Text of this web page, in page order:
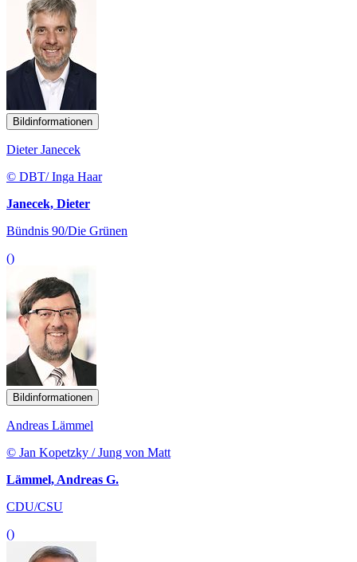
Bildinformationen
Dieter Janecek
© DBT/ Inga Haar
Janecek, Dieter
Bündnis 90/Die Grünen
()
Bildinformationen
Andreas Lämmel
© Jan Kopetzky / Jung von Matt
Lämmel, Andreas G.
CDU/CSU
()